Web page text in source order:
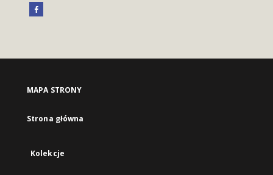
MAPA STRONY
Strona główna
Kolekcje